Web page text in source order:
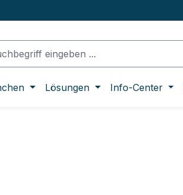
Lösungen Info-Center